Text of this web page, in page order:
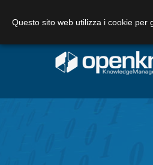
Questo sito web utilizza i cookie per